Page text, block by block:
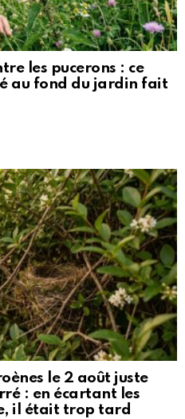
les pucerons : ce
au fond du jardin fait
le 2 août juste
: en écartant les
il était trop tard